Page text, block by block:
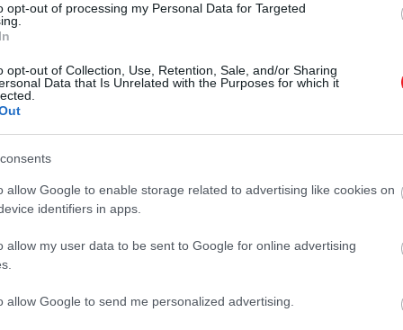
opt-out of processing my Personal Data for Targeted
opt-out of Collection, Use, Retention, Sale, and/or Sharing
Data that Is Unrelated with the Purposes for which it
allow Google to enable storage related to advertising like cookies on
identifiers in apps.
allow my user data to be sent to Google for online advertising
allow Google to send me personalized advertising.
alapvető része a magas vérnyomás
kezelésének, új kutatások szerint a
legegyszerűbb módja nem
feltétlenül a…